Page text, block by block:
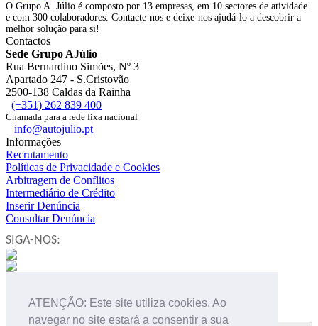
ATENÇÃO: Este site utiliza cookies. Ao
navegar no site estará a consentir a sua
O Grupo A. Júlio é composto por 13 empresas, em 10 sectores de atividade
e com 300 colaboradores. Contacte-nos e deixe-nos ajudá-lo a descobrir a
melhor solução para si!
Contactos
Sede Grupo AJúlio
Rua Bernardino Simões, Nº 3
Apartado 247 - S.Cristovão
2500-138 Caldas da Rainha
(+351) 262 839 400
Chamada para a rede fixa nacional
info@autojulio.pt
Informações
Recrutamento
Políticas de Privacidade e Cookies
Arbitragem de Conflitos
Intermediário de Crédito
Inserir Denúncia
Consultar Denúncia
SIGA-NOS:
NEWSLETTER